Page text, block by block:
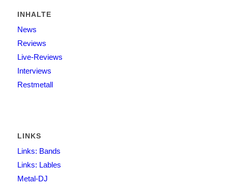
INHALTE
News
Reviews
Live-Reviews
Interviews
Restmetall
LINKS
Links: Bands
Links: Lables
Metal-DJ